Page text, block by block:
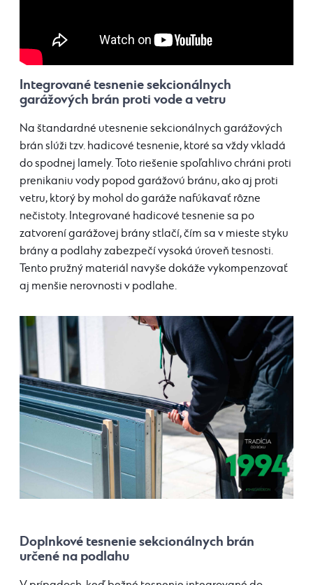
Integrované tesnenie sekcionálnych
garážových brán proti vode a vetru
Na štandardné utesnenie sekcionálnych garážových
brán slúži tzv. hadicové tesnenie, ktoré sa vždy vkladá
do spodnej lamely. Toto riešenie spoľahlivo chráni proti
prenikaniu vody popod garážovú bránu, ako aj proti
vetru, ktorý by mohol do garáže nafúkavať rôzne
nečistoty. Integrované hadicové tesnenie sa po
zatvorení garážovej brány stlačí, čím sa v mieste styku
brány a podlahy zabezpečí vysoká úroveň tesnosti.
Tento pružný materiál navyše dokáže vykompenzovať
aj menšie nerovnosti v podlahe.
Doplnkové tesnenie sekcionálnych brán
určené na podlahu